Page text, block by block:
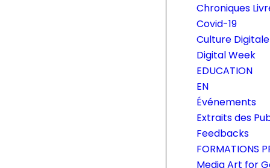
Chroniques
Covid-19
Culture Digitale
Digital Week
EDUCATION
EN
Événements
Extraits des
Feedbacks
FORMATIONS
Media Art for